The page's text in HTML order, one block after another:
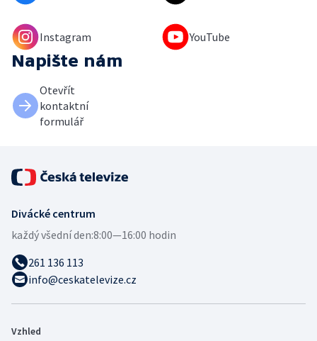
Instagram YouTube
Napište nám
Otevřít
kontaktní
formulář
Divácké centrum
každý všední den:8:00—16:00 hodin
261 136 113
info@ceskatelevize.cz
Vzhled